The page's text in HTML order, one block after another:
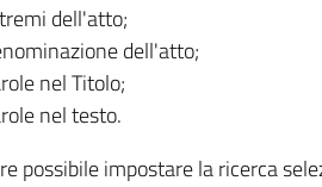
dell'atto;
dell'atto;
nel Titolo;
nel testo.
possibile impostare la ricerca